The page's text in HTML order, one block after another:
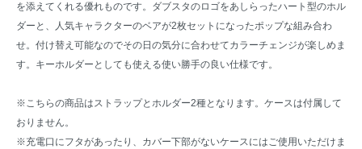
を添えてくれる優れものです。ダブスタのロゴをあしらったハート型のホル
ダーと、人気キャラクターのベアが2枚セットになったポップな組み合わ
せ。付け替え可能なのでその日の気分に合わせてカラーチェンジが楽しめま
す。キーホルダーとしても使える使い勝手の良い仕様です。
※こちらの商品はストラップとホルダー2種となります。ケースは付属して
おりません。
※充電口にフタがあったり、カバー下部がないケースにはご使用いただけま